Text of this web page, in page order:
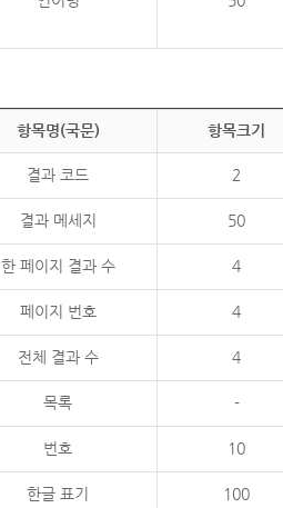
항목명(국문) 항목크기
결과 코드 2
결과 메세지 50
한 페이지 결과 수 4
페이지 번호 4
전체 결과 수 4
목록 -
번호 10
한글 표기 100